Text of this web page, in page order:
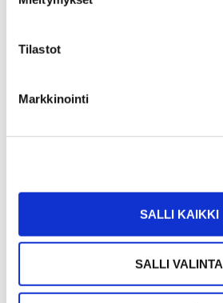
Tilastot
Markkinointi
SALLI KAIKKI
SALLI VALINTA
112 000 €